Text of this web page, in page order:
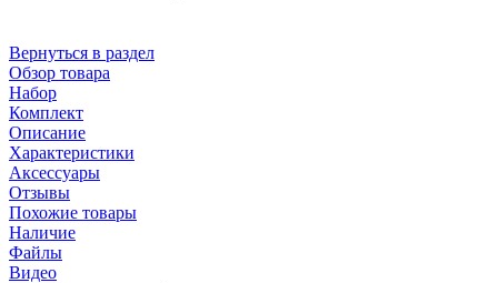
Вернуться в раздел
Обзор товара
Набор
Комплект
Описание
Характеристики
Аксессуары
Отзывы
Похожие товары
Наличие
Файлы
Видео